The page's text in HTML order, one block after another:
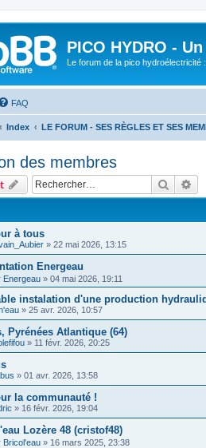
PICO HYDRO -
Le forum de la pico hydroélectricité
FAQ
Index LE FORUM - SES RÈGLES ET SES
des membres
à tous
» 22 mai 2026, 13:15
Energeau
Energeau » 04 mai 2026, 19:11
instalation d'une production
» 25 avr. 2026, 10:57
Pyrénées Atlantique (64)
» 11 févr. 2026, 20:25
» 01 avr. 2026, 13:58
la communauté !
» 16 févr. 2026, 19:04
Lozère 48 (cristof48)
Bricol'eau » 16 mars 2025, 23:38